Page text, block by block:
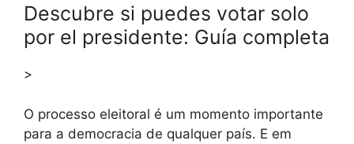
Descubre si puedes votar solo
por el presidente: Guía completa
>
O processo eleitoral é um momento importante
para a democracia de qualquer país. E em